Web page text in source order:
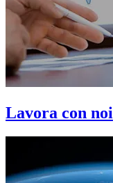
Lavora con noi